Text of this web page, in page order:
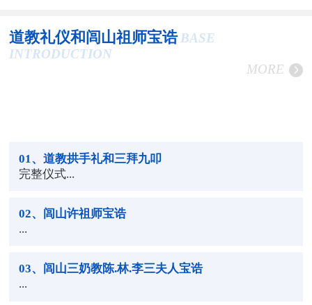
道教礼仪和闾山祖师宝诰 BASE
INTRODUCTION
MORE
01 、道教拱手礼和三拜九叩
完整仪式...
02、闾山许祖师宝诰
...
03、闾山三奶教陈.林.李三夫人宝诰
...